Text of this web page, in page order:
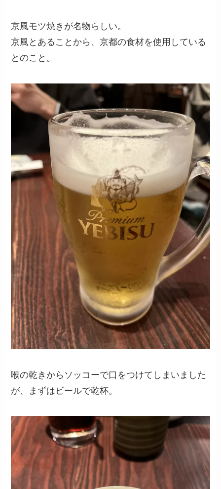
京風モツ焼きが名物らしい。
京風とあることから、京都の食材を使用している
とのこと。
喉の乾きからソッコーで口をつけてしまいました
が、まずはビールで乾杯。